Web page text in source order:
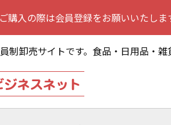
購入の際は会員登録をお願いいたしま
制卸売サイトです。 食品・日用品・雑